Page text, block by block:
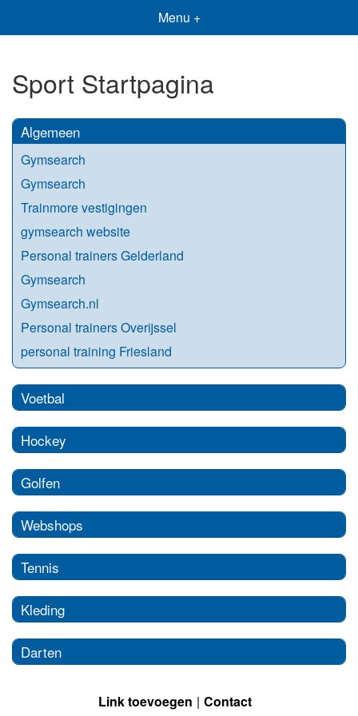
Menu +
Sport Startpagina
Algemeen
Gymsearch
Gymsearch
Trainmore vestigingen
gymsearch website
Personal trainers Gelderland
Gymsearch
Gymsearch.nl
Personal trainers Overijssel
personal training Friesland
Voetbal
Hockey
Golfen
Webshops
Tennis
Kleding
Darten
Link toevoegen Contact